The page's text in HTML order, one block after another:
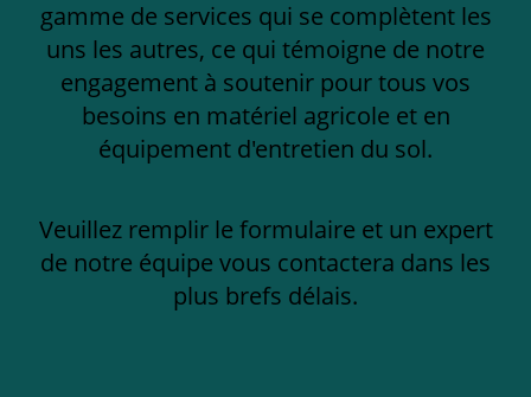
gamme de services qui se complètent les
uns les autres, ce qui témoigne de notre
engagement à soutenir pour tous vos
besoins en matériel agricole et en
équipement d'entretien du sol.
Veuillez remplir le formulaire et un expert
de notre équipe vous contactera dans les
plus brefs délais.